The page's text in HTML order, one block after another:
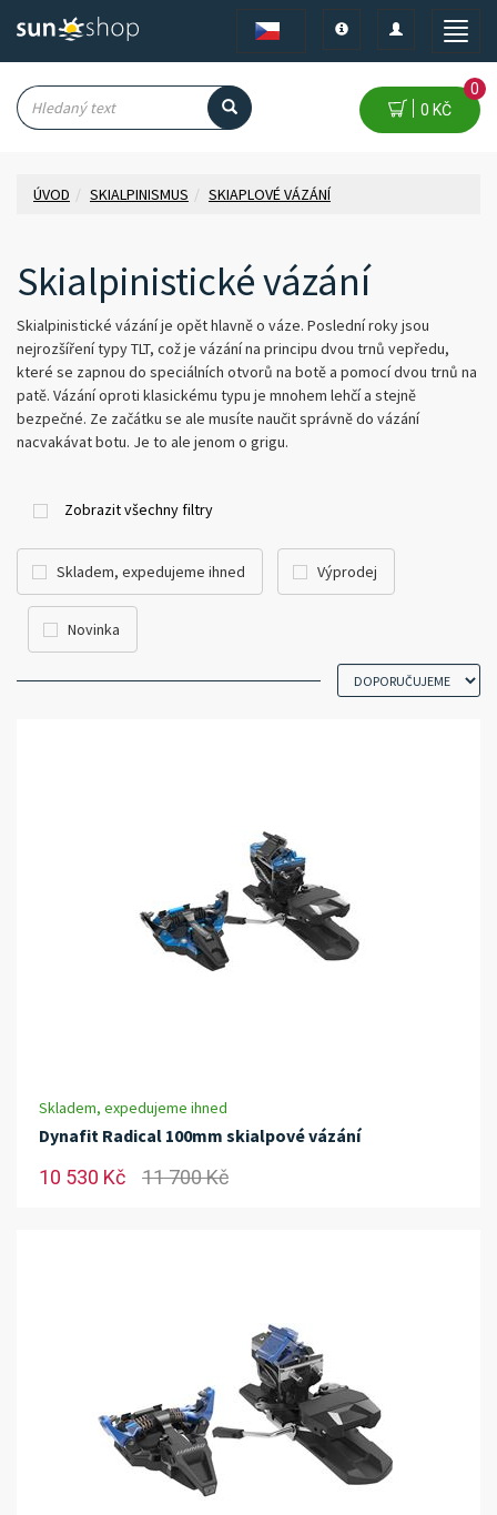
Toggle
Toggle
navigation
Toggle
0 KČ
0
ÚVOD SKIALPINISMUS SKIAPLOVÉ VÁZÁNÍ
Skialpinistické vázání
Skialpinistické vázání je opět hlavně o váze. Poslední roky jsou
nejrozšíření typy TLT, což je vázání na principu dvou trnů vepředu,
které se zapnou do speciálních otvorů na botě a pomocí dvou trnů na
patě. Vázání oproti klasickému typu je mnohem lehčí a stejně
bezpečné. Ze začátku se ale musíte naučit správně do vázání
nacvakávat botu. Je to ale jenom o grigu.
Zobrazit všechny filtry
Skladem, expedujeme ihned Výprodej
Novinka
Skladem, expedujeme ihned
Dynafit Radical 100mm skialpové vázání
10 530 Kč 11 700 Kč